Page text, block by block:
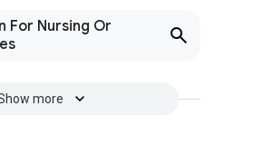
For Nursing Or
more